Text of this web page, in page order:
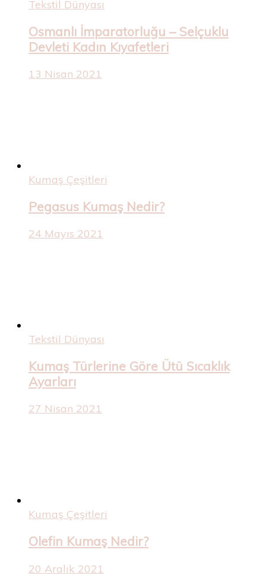
Tekstil Dünyası
Osmanlı İmparatorluğu – Selçuklu
Devleti Kadın Kıyafetleri
13 Nisan 2021
Kumaş Çeşitleri
Pegasus Kumaş Nedir?
24 Mayıs 2021
Tekstil Dünyası
Kumaş Türlerine Göre Ütü Sıcaklık
Ayarları
27 Nisan 2021
Kumaş Çeşitleri
Olefin Kumaş Nedir?
20 Aralık 2021